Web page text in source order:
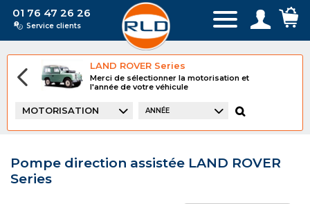
01 76 47 26 26
Service clients
LAND ROVER Series
Merci de sélectionner la motorisation et
l'année de votre véhicule
MOTORISATION ANNÉE
Pompe direction assistée LAND ROVER
Series